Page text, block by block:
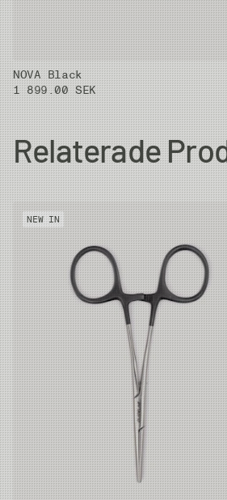
Alla modeller är 4-delade för
NOVA Black
1 899.00 SEK
Relaterade
NEW IN